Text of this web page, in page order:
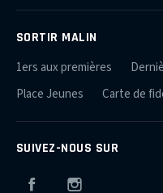
SORTIR MALIN
1ers aux premières
Place Jeunes
Carte de
SUIVEZ-NOUS SUR
Facebook